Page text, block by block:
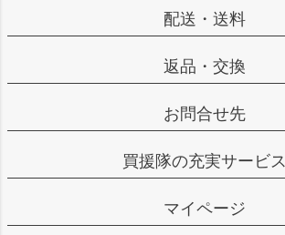
配送・送料
返品・交換
お問合せ先
買援隊の充実サービス
マイページ